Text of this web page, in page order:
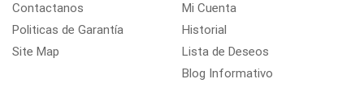
Contactanos
Politicas de Garantía
Site Map
Mi Cuenta
Historial
Lista de Deseos
Blog Informativo